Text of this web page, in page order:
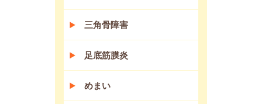
三角骨障害
足底筋膜炎
めまい